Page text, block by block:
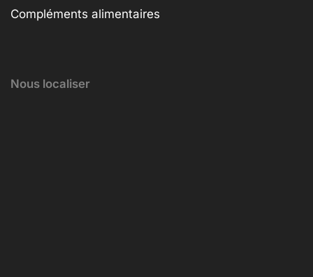
Compléments alimentaires
Nous localiser